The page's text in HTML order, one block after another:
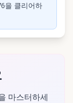
을 클리어하
마스터하세